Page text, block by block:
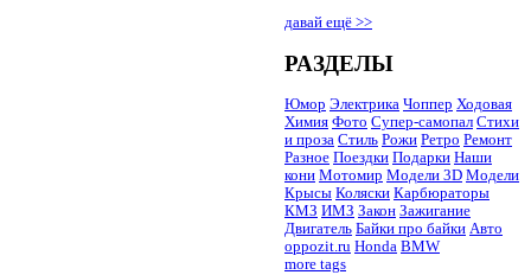
давай ещё >>
РАЗДЕЛЫ
Юмор Электрика Чоппер Ходовая
Химия Фото Супер-самопал Стихи
и проза Стиль Рожи Ретро Ремонт
Разное Поездки Подарки Наши
кони Мотомир Модели 3D Модели
Крысы Коляски Карбюраторы
КМЗ ИМЗ Закон Зажигание
Двигатель Байки про байки Авто
oppozit.ru Honda BMW
more tags